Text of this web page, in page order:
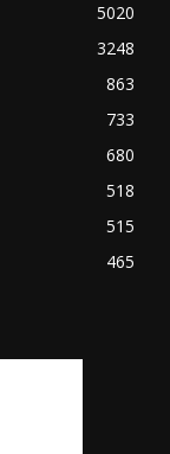
5020
3248
863
733
680
518
515
465